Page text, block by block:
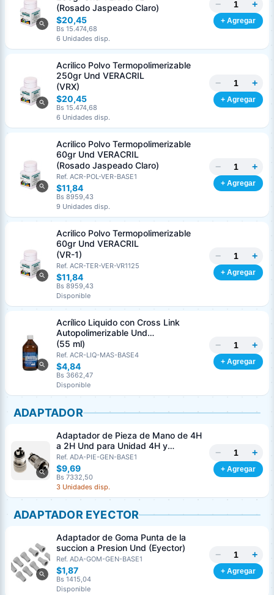
(Rosado Jaspeado Claro)
$20,45
Bs 15.474,68
6 Unidades disp.
− +
+ Agregar
Acrilico Polvo Termopolimerizable
250gr Und VERACRIL
(VRX)
$20,45
Bs 15.474,68
6 Unidades disp.
− +
+ Agregar
Acrilico Polvo Termopolimerizable
60gr Und VERACRIL
(Rosado Jaspeado Claro)
Ref. ACR-POL-VER-BASE1
$11,84
Bs 8959,43
9 Unidades disp.
− +
+ Agregar
Acrilico Polvo Termopolimerizable
60gr Und VERACRIL
(VR-1)
Ref. ACR-TER-VER-VR1125
$11,84
Bs 8959,43
Disponible
− +
+ Agregar
Acrílico Liquido con Cross Link
Autopolimerizable Und
MASTERDENT
(55 ml)
Ref. ACR-LIQ-MAS-BASE4
$4,84
Bs 3662,47
Disponible
− +
+ Agregar
ADAPTADOR
Adaptador de Pieza de Mano de 4H
a 2H Und para Unidad 4H y
Turbinas 2H
Ref. ADA-PIE-GEN-BASE1
$9,69
Bs 7332,50
3 Unidades disp.
− +
+ Agregar
ADAPTADOR EYECTOR
Adaptador de Goma Punta de la
succion a Presion Und (Eyector)
Ref. ADA-GOM-GEN-BASE1
$1,87
Bs 1415,04
Disponible
− +
+ Agregar